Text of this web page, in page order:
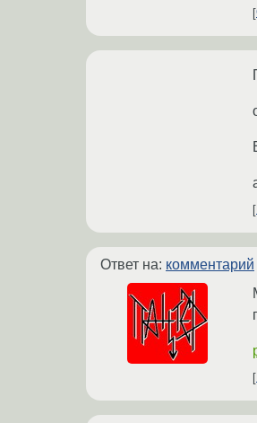
Ответ на: комментарий